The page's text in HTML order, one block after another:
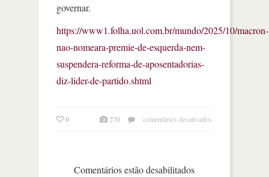
governar.
https://www1.folha.uol.com.br/mundo/2025/10/macron-
nao-nomeara-premie-de-esquerda-nem-
suspendera-reforma-de-aposentadorias-
diz-lider-de-partido.shtml
0 270 comentários desativados
Comentários estão desabilitados